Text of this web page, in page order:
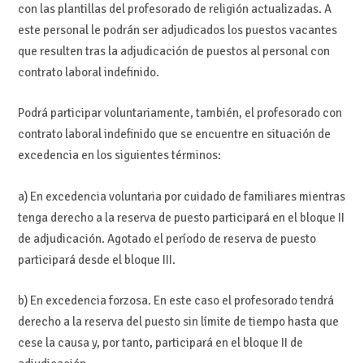
con las plantillas del profesorado de religión actualizadas. A
este personal le podrán ser adjudicados los puestos vacantes
que resulten tras la adjudicación de puestos al personal con
contrato laboral indefinido.
Podrá participar voluntariamente, también, el profesorado con
contrato laboral indefinido que se encuentre en situación de
excedencia en los siguientes términos:
a) En excedencia voluntaria por cuidado de familiares mientras
tenga derecho a la reserva de puesto participará en el bloque II
de adjudicación. Agotado el período de reserva de puesto
participará desde el bloque III.
b) En excedencia forzosa. En este caso el profesorado tendrá
derecho a la reserva del puesto sin límite de tiempo hasta que
cese la causa y, por tanto, participará en el bloque II de